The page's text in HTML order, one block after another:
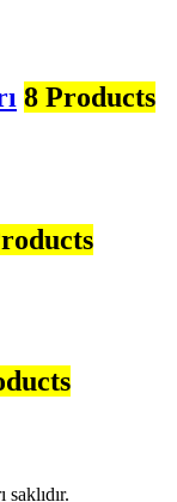
8 Products